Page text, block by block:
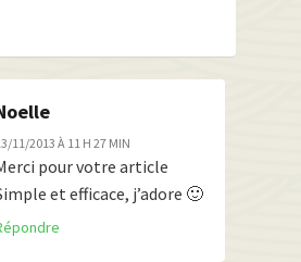
11/2013 À 11 H 27 MIN
pour votre article
et efficace, j’adore 🙂